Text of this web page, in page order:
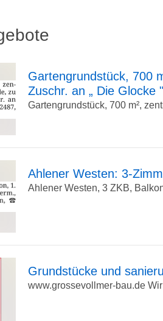
Detailseite
Gartengrundstück, 700
Zuschr. an „ Die
Gartengrundstück, 700 m²,
zur
Detailseite
Ahlener Westen: 3-
Ahlener Westen, 3 ZKB,
Grundstücke und
www.grossevollmer-bau.de